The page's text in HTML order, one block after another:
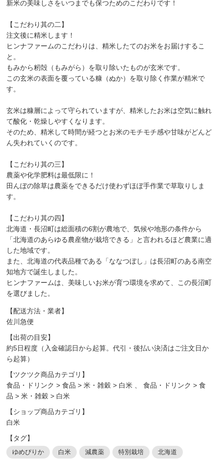
新米の美味しさをいつまでも保つためのこだわりです！
【こだわり其の二】
注文後に精米します！
ヒンナファームのこだわりは、精米したてのお米をお届けするこ
と。
もみから籾殻（もみがら）を取り除いたものが玄米です。
この玄米の表面を覆っている糠（ぬか）を取り除く作業が精米で
す。
玄米は糠層によって守られていますが、精米したお米は空気に触れ
て酸化・乾燥しやすくなります。
そのため、精米して時間が経つとお米のモチモチ感や甘味がどんど
ん失われていくのです。
【こだわり其の三】
農薬や化学肥料は最低限に！
田んぼの除草は農薬をできるだけ使わずほぼ手作業で草取りしま
す。
【こだわり其の四】
北海道・長沼町は総面積の6割が農地で、気候や地形の条件から
「北海道のあらゆる農産物が栽培できる」と言われるほど農業に適
した地域です。
また、北海道の代表品種である「ななつぼし」は長沼町のある南空
知地方で誕生しました。
ヒンナファームは、美味しいお米が育つ環境を求めて、この長沼町
を選びました。
【配送方法・業者】
佐川急便
【出荷の目安】
約5日程度（入金確認日から起算。代引・後払い決済はご注文日か
ら起算）
【ツクツク商品カテゴリ】
食品・ドリンク >食品 >米・雑穀 > 白米 、食品・ドリンク >食
品 >米・雑穀 > 白米
【ショップ商品カテゴリ】
白米
【タグ】
ゆめぴりか 白米 減農薬 特別栽培 北海道